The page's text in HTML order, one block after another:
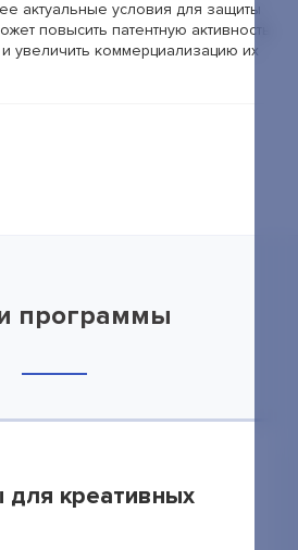
актуальные условия для защиты
повысить патентную активность
увеличить коммерциализацию их
программы
для креативных